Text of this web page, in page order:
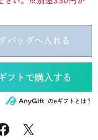
バッグへ入れる
のeギフトとは？